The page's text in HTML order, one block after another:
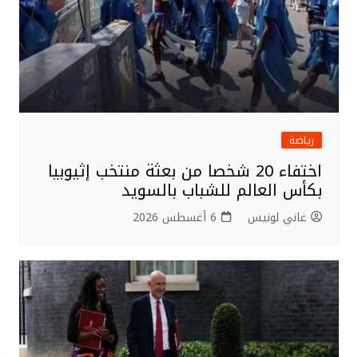
رياضة
اختفاء 20 شخصا من بعثة منتخب إثيوبيا
بكأس العالم للشباب بالسويد
غاني لونيس 6 أغسطس 2026